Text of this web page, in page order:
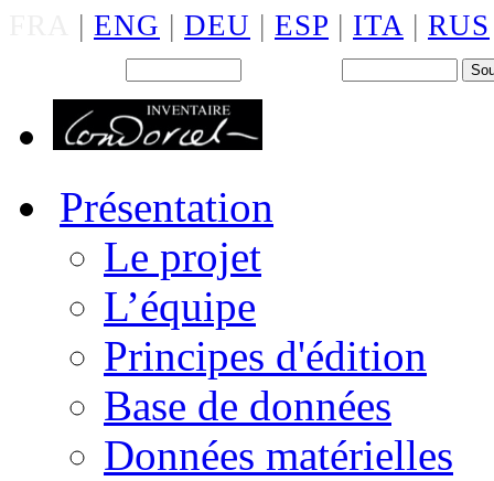
| ENG | DEU | ESP | ITA | RUS
Présentation
Le projet
L’équipe
Principes d'édition
Base de données
Données matérielles